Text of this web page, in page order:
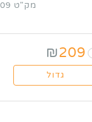
מק"ט 1009
₪209
גדול